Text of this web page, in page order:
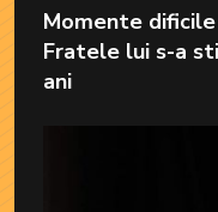
Momente
Fratele lui s-a
ani